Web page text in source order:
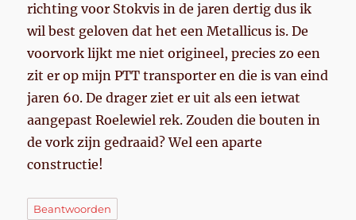
richting voor Stokvis in de jaren dertig dus ik
wil best geloven dat het een Metallicus is. De
voorvork lijkt me niet origineel, precies zo een
zit er op mijn PTT transporter en die is van eind
jaren 60. De drager ziet er uit als een ietwat
aangepast Roelewiel rek. Zouden die bouten in
de vork zijn gedraaid? Wel een aparte
constructie!
Beantwoorden